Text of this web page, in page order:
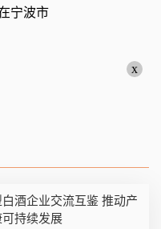
宁波市
x
酒企业交流互鉴 推动产
持续发展